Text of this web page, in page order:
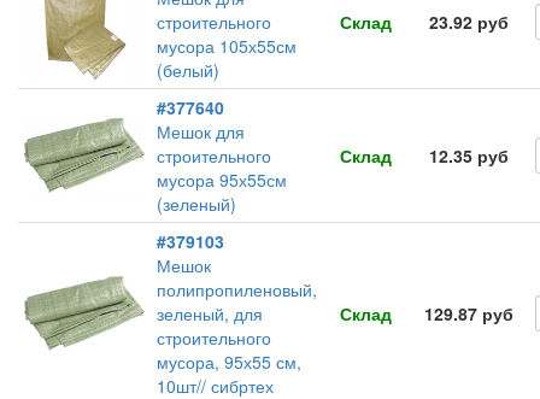
строительного
мусора 105х55см
(белый)
Склад 23.92 руб
#377640
Мешок для
строительного
мусора 95х55см
(зеленый)
Склад 12.35 руб
#379103
Мешок
полипропиленовый,
зеленый, для
строительного
мусора, 95х55 см,
10шт// сибртех
Склад 129.87 руб